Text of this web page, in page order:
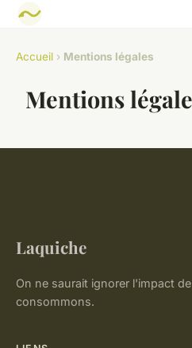
Accueil › Mentions légales
Mentions
Laquiche
On ne saurait ignorer l'impact
consommons.